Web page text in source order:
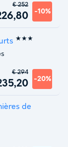
-10%
€ 252
★★★
-20%
€ 294
de